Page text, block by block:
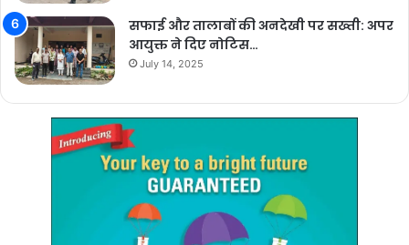
सफाई और तालाबों की अनदेखी पर सख्ती: अपर
आयुक्त ने दिए नोटिस…
July 14, 2025